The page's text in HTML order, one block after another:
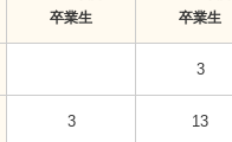
卒業生
卒業生
3
3 13